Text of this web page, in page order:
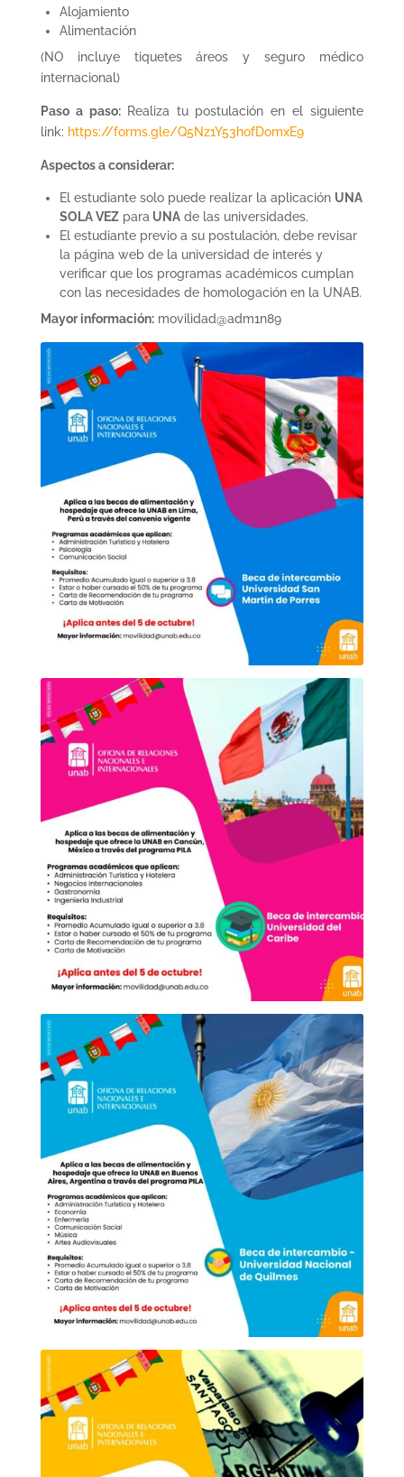
Alojamiento
Alimentación
(NO incluye tiquetes áreos y seguro médico
internacional)
Paso a paso: Realiza tu postulación en el siguiente
link: https://forms.gle/Q5Nz1Y53hofDomxE9
Aspectos a considerar:
El estudiante solo puede realizar la aplicación UNA
SOLA VEZpara UNAde las universidades.
El estudiante previo a su postulación, debe revisar
la página web de la universidad de interés y
verificar que los programas académicos cumplan
con las necesidades de homologación en la UNAB.
Mayor información:movilidad@adm1n89